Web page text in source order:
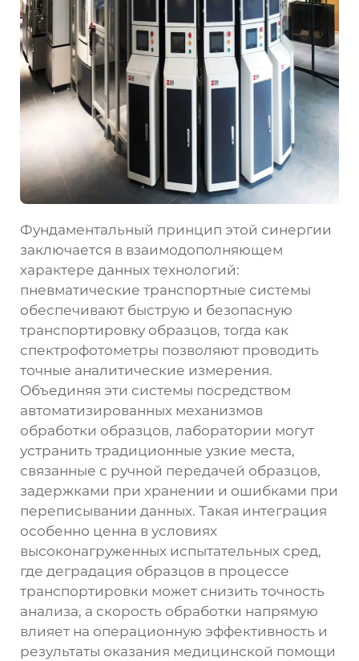
Фундаментальный принцип этой синергии
заключается в взаимодополняющем
характере данных технологий:
пневматические транспортные системы
обеспечивают быструю и безопасную
транспортировку образцов, тогда как
спектрофотометры позволяют проводить
точные аналитические измерения.
Объединяя эти системы посредством
автоматизированных механизмов
обработки образцов, лаборатории могут
устранить традиционные узкие места,
связанные с ручной передачей образцов,
задержками при хранении и ошибками при
переписывании данных. Такая интеграция
особенно ценна в условиях
высоконагруженных испытательных сред,
где деградация образцов в процессе
транспортировки может снизить точность
анализа, а скорость обработки напрямую
влияет на операционную эффективность и
результаты оказания медицинской помощи